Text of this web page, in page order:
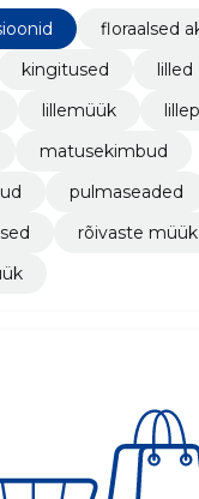
floraalsed
kingitused
lilled
lillemüük
matusekimbud
pulmaseaded
rõivaste müük